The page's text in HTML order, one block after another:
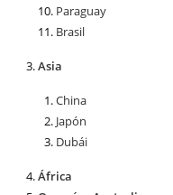
Paraguay
Brasil
Asia
China
Japón
Dubái
África